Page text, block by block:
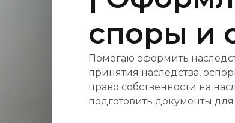
споры и
Помогаю оформить
принятия наследства,
право собственности на
подготовить документы